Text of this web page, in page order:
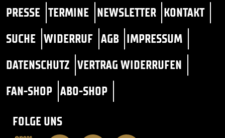
PRESSE TERMINE NEWSLETTER KONTAKT
SUCHE WIDERRUF AGB IMPRESSUM
DATENSCHUTZ VERTRAG WIDERRUFEN
FAN-SHOP ABO-SHOP
FOLGE UNS